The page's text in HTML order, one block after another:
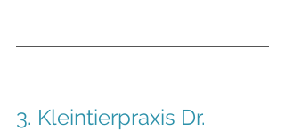
3. Kleintierpraxis Dr.